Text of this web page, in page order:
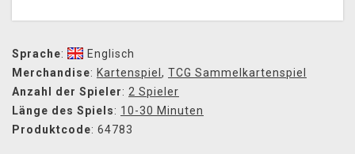
Sprache:
Englisch
Merchandise: Kartenspiel , TCG Sammelkartenspiel
Anzahl der Spieler: 2 Spieler
Länge des Spiels: 10-30 Minuten
Produktcode: 64783